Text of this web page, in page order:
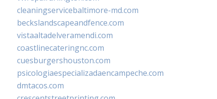
cleaningservicebaltimore-md.com
beckslandscapeandfence.com
vistaaltadelveramendi.com
coastlinecateringnc.com
cuesburgershouston.com
psicologiaespecializadaencampeche.com
dmtacos.com